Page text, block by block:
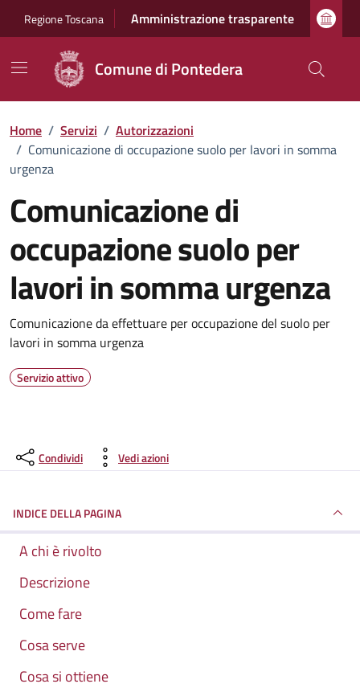
Regione Toscana Amministrazione trasparente
Comune di Pontedera
Home / Servizi / Autorizzazioni
/ Comunicazione di occupazione suolo per lavori in somma
urgenza
Comunicazione di
occupazione suolo per
lavori in somma urgenza
Dettagli del servizio
Comunicazione da effettuare per occupazione del suolo per
lavori in somma urgenza
Servizio attivo
Condividi Vedi azioni
INDICE DELLA PAGINA
A chi è rivolto
Descrizione
Come fare
Cosa serve
Cosa si ottiene